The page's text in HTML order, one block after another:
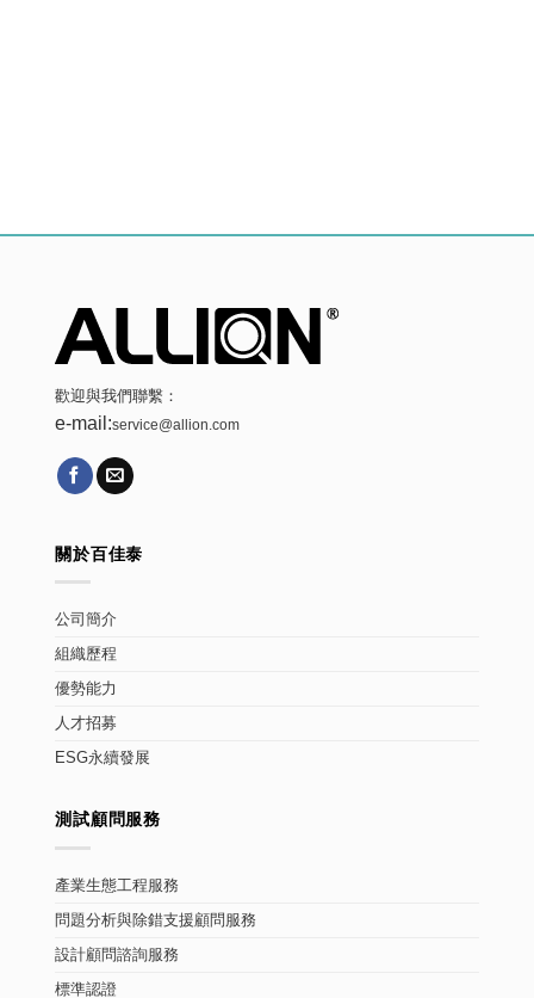
歡迎與我們聯繫：
e-mail:service@allion.com
關於百佳泰
公司簡介
組織歷程
優勢能力
人才招募
ESG永續發展
測試顧問服務
產業生態工程服務
問題分析與除錯支援顧問服務
設計顧問諮詢服務
標準認證